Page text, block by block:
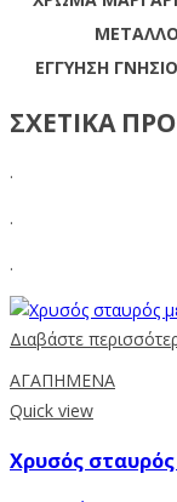
ΜΕΤΑΛΛΟ
ΕΓΓΥΗΣΗ
ΣΧΕΤΙΚΑ
.
.
.
Διαβάστε
ΑΓΑΠΗΜΕΝΑ
Quick view
Χρυσός σταυρός